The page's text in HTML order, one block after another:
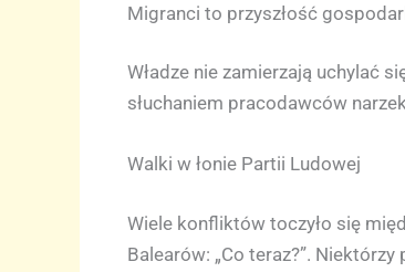
Migranci to przyszłość
Władze nie zamierzają uchylać
słuchaniem pracodawców
Walki w łonie Partii Ludowej
Wiele konfliktów toczyło się
Balearów: „Co teraz?”.